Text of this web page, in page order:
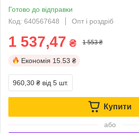
Готово до відправки
Код: 640567648
Опт і роздріб
1 537,47 ₴ 1 553 ₴
Економія 15.53 ₴
960,30 ₴ від 5 шт.
Купити
або